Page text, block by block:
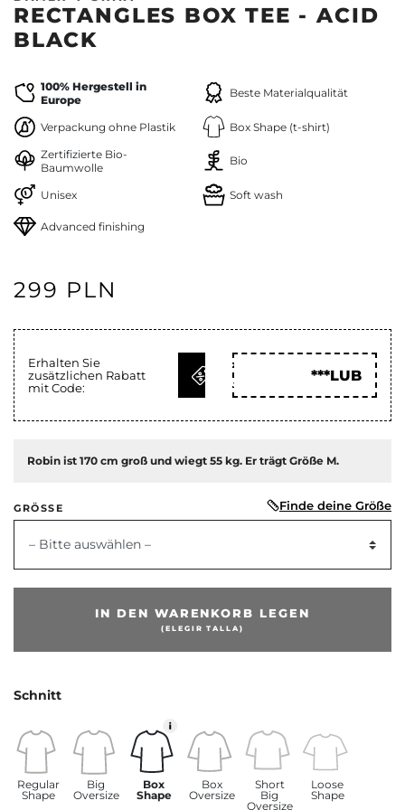
RECTANGLES BOX TEE - ACID
BLACK
100% Hergestell in
Europe
Beste Materialqualität
Verpackung ohne Plastik
Box Shape (t-shirt)
Zertifizierte Bio-
Baumwolle
Bio
Unisex Soft wash
Advanced finishing
299 PLN
Erhalten Sie
zusätzlichen Rabatt
mit Code:
CODE
HOLEN
***LUB
Robin ist 170 cm groß und wiegt 55 kg. Er trägt Größe M.
GRÖSSE Finde deine Größe
– Bitte auswählen –
IN DEN WARENKORB LEGEN
(ELEGIR TALLA)
Schnitt
Regular
Shape
Big
Oversize
Box
Shape
Box
Oversize
Short
Big
Oversize
Loose
Shape